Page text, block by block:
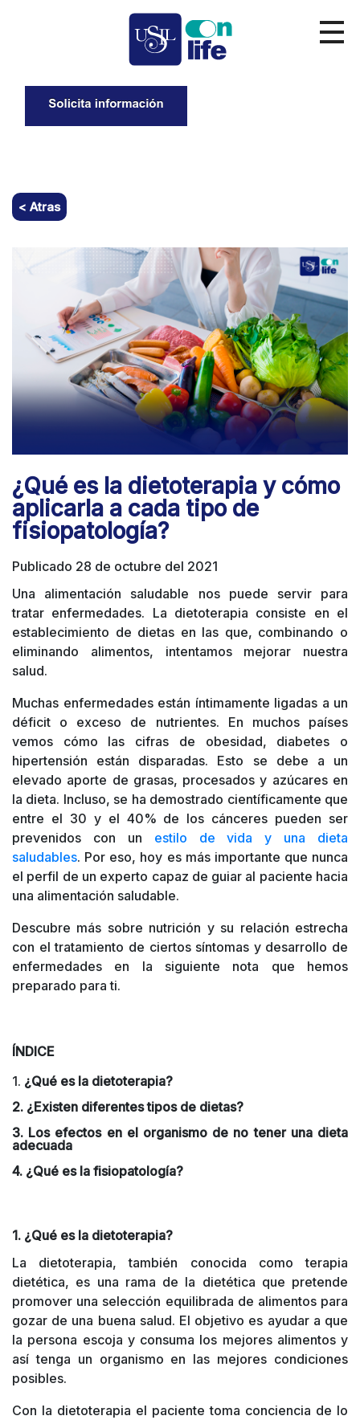
< Atras
¿Qué es la dietoterapia y cómo
aplicarla a cada tipo de
fisiopatología?
Publicado 28 de octubre del 2021
Una alimentación saludable nos puede servir para
tratar enfermedades. La dietoterapia consiste en el
establecimiento de dietas en las que, combinando o
eliminando alimentos, intentamos mejorar nuestra
salud.
Muchas enfermedades están íntimamente ligadas a un
déficit o exceso de nutrientes. En muchos países
vemos cómo las cifras de obesidad, diabetes o
hipertensión están disparadas. Esto se debe a un
elevado aporte de grasas, procesados y azúcares en
la dieta. Incluso, se ha demostrado científicamente que
entre el 30 y el 40% de los cánceres pueden ser
prevenidos con un estilo de vida y una dieta
saludables. Por eso, hoy es más importante que nunca
el perfil de un experto capaz de guiar al paciente hacia
una alimentación saludable.
Descubre más sobre nutrición y su relación estrecha
con el tratamiento de ciertos síntomas y desarrollo de
enfermedades en la siguiente nota que hemos
preparado para ti.
ÍNDICE
1. ¿Qué es la dietoterapia?
2. ¿Existen diferentes tipos de dietas?
3. Los efectos en el organismo de no tener una dieta
adecuada
4. ¿Qué es la fisiopatología?
1. ¿Qué es la dietoterapia?
La dietoterapia, también conocida como terapia
dietética, es una rama de la dietética que pretende
promover una selección equilibrada de alimentos para
gozar de una buena salud. El objetivo es ayudar a que
la persona escoja y consuma los mejores alimentos y
así tenga un organismo en las mejores condiciones
posibles.
Con la dietoterapia el paciente toma conciencia de lo